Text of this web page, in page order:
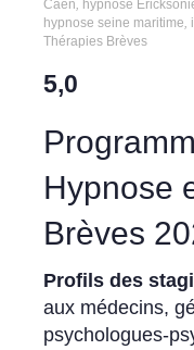
Caen hypnose
hypnose seine maritime
Thérapies Brèves
5,0
Hypnose
Brèves
Profils des
aux médecins,
psychologues-